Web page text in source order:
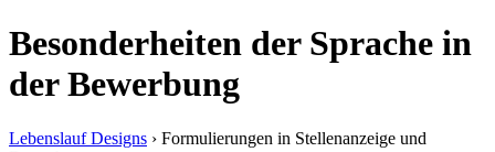
Besonderheiten der Sprache in
der Bewerbung
Lebenslauf Designs › Formulierungen in Stellenanzeige und